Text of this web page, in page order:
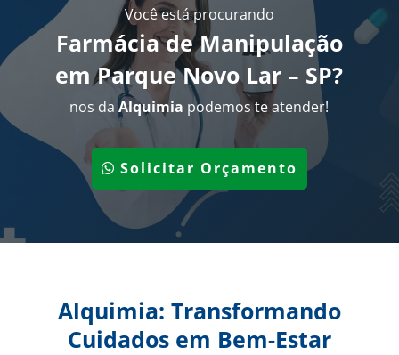
Você está procurando
Farmácia de Manipulação
em Parque Novo Lar – SP?
nos daAlquimia podemos te atender!
Solicitar Orçamento
Alquimia: Transformando
Cuidados em Bem-Estar